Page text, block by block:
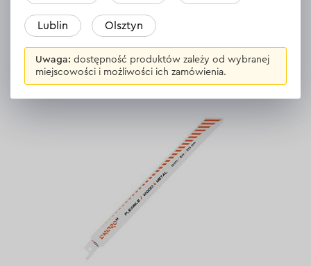
WSZYSTKIE OPINIE
Opis Brzeszczot do piły szablastej Dnipro-M S
1122 HF
Lublin Olsztyn
Uwaga: dostępność produktów zależy od wybranej
miejscowości i możliwości ich zamówienia.